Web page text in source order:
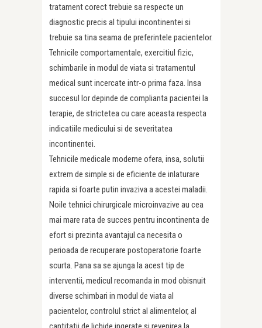
tratament corect trebuie sa respecte un
diagnostic precis al tipului incontinentei si
trebuie sa tina seama de preferintele pacientelor.
Tehnicile comportamentale, exercitiul fizic,
schimbarile in modul de viata si tratamentul
medical sunt incercate intr-o prima faza. Insa
succesul lor depinde de complianta pacientei la
terapie, de strictetea cu care aceasta respecta
indica­tiile medicului si de severitatea
incontinentei.
Tehnicile medicale moderne ofera, insa, solutii
extrem de simple si de eficiente de inlaturare
rapida si foarte putin invaziva a acestei maladii.
Noile tehnici chirurgicale microinvazive au cea
mai mare rata de succes pentru incontinenta de
efort si prezinta avantajul ca necesita o
perioada de recupe­rare postoperatorie foarte
scurta. Pana sa se ajunga la acest tip de
interventii, medicul recomanda in mod obisnuit
diverse schimbari in modul de viata al
pacientelor, controlul strict al alimentelor, al